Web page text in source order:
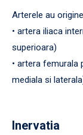
Arterele au
• artera iliaca
superioara)
• artera
mediala si
Inervatia